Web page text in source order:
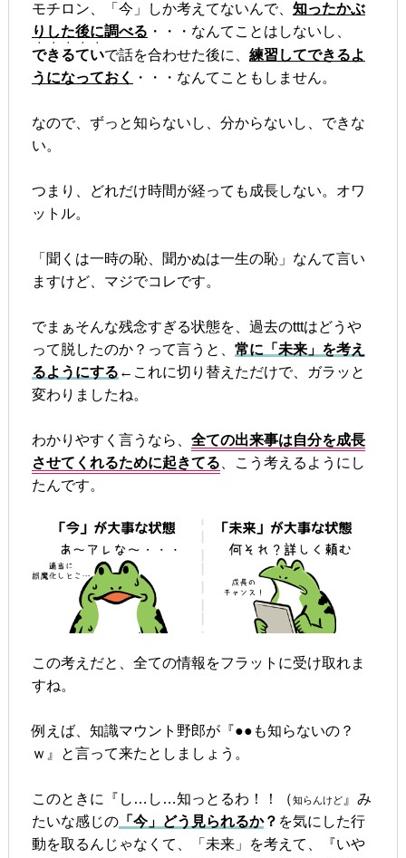
モチロン、「今」しか考えてないんで、 知ったかぶ
りした後に調べる ・・・なんてことはしないし、
できるてい
・・・・・
で話を合わせた後に、 練習してできるよ
うになっておく
・・・なんてこともしません。
なので、ずっと知らないし、分からないし、できな
い。
つまり、どれだけ時間が経っても成長しない。オワ
ットル。
「聞くは一時の恥、聞かぬは一生の恥」なんて言い
ますけど、マジでコレです。
でまぁそんな残念すぎる状態を、過去のtttはどうや
って脱したのか？って言うと、 常に「未来」を考え
るようにする ←これに切り替えただけで、ガラッと
変わりましたね。
わかりやすく言うなら、 全ての出来事は自分を成長
させてくれるために起きてる 、こう考えるようにし
たんです。
この考えだと、全ての情報をフラットに受け取れま
すね。
例えば、知識マウント野郎が『●●も知らないの？
ｗ』と言って来たとしましょう。
このときに『し…し…知っとるわ！！（知らんけど』み
たいな感じの「今」どう見られるか？ を気にした行
動を取るんじゃなくて、「未来」を考えて、『いや